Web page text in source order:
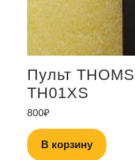
Пульт
TH01XS
800₽
В корзину